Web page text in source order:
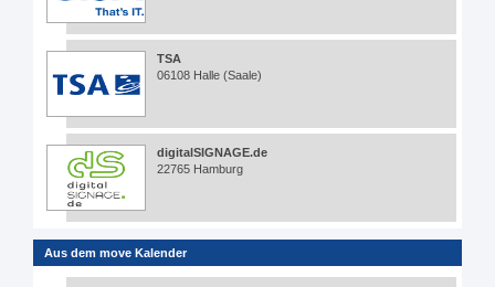
TSA
06108 Halle (Saale)
digitalSIGNAGE.de
22765 Hamburg
Aus dem move Kalender